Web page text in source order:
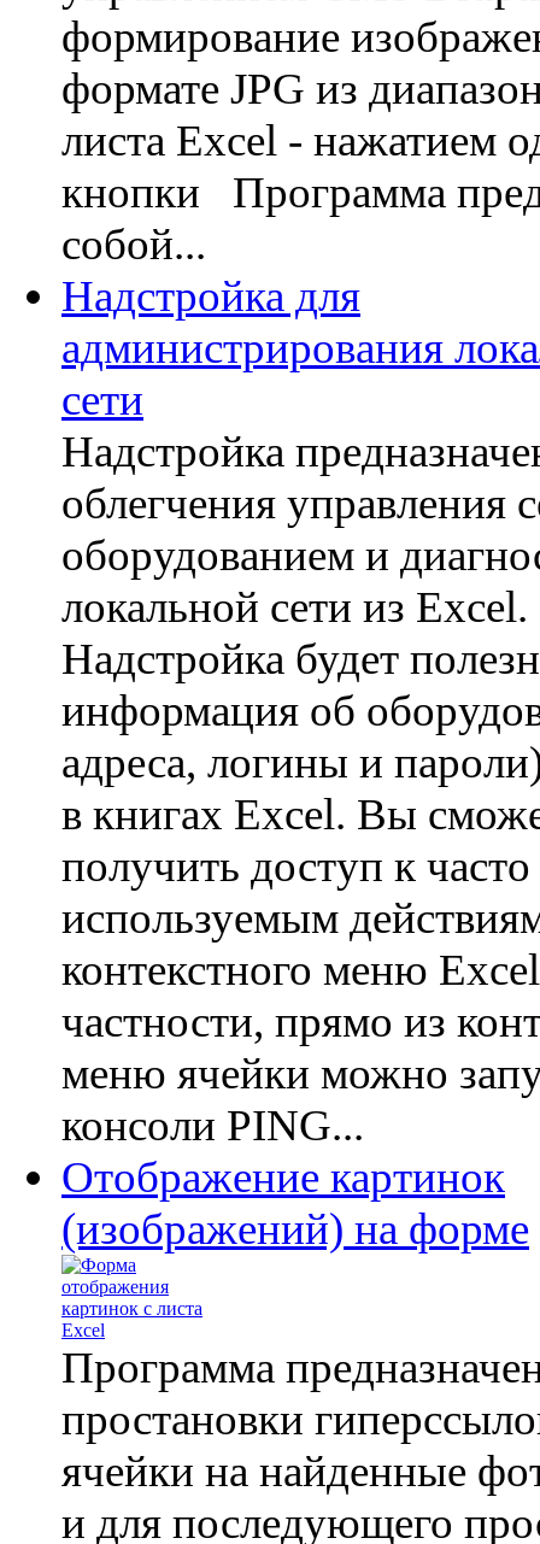
формирование
формате JPG из
листа Excel - нажатием
кнопки Программа
собой...
Надстройка для
администрирования
сети
Надстройка
облегчения управления
оборудованием и
локальной сети из
Надстройка будет
информация об
адреса, логины и
в книгах Excel. Вы
получить доступ к часто
используемым
контекстного меню
частности, прямо из
меню ячейки можно
консоли PING...
Отображение картинок
(изображений) на форме
Программа
простановки
ячейки на найденные
и для последующего